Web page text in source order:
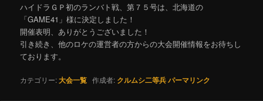
ハイドラＧＰ初のランバト戦、第７５号は、北海道の
「GAME41」様に決定しました！
開催表明、ありがとうございました！
引き続き、他のロケの運営者の方からの大会開催情報をお待ちし
ております。
カテゴリー:大会一覧 作成者: クルムシ二等兵パーマリンク